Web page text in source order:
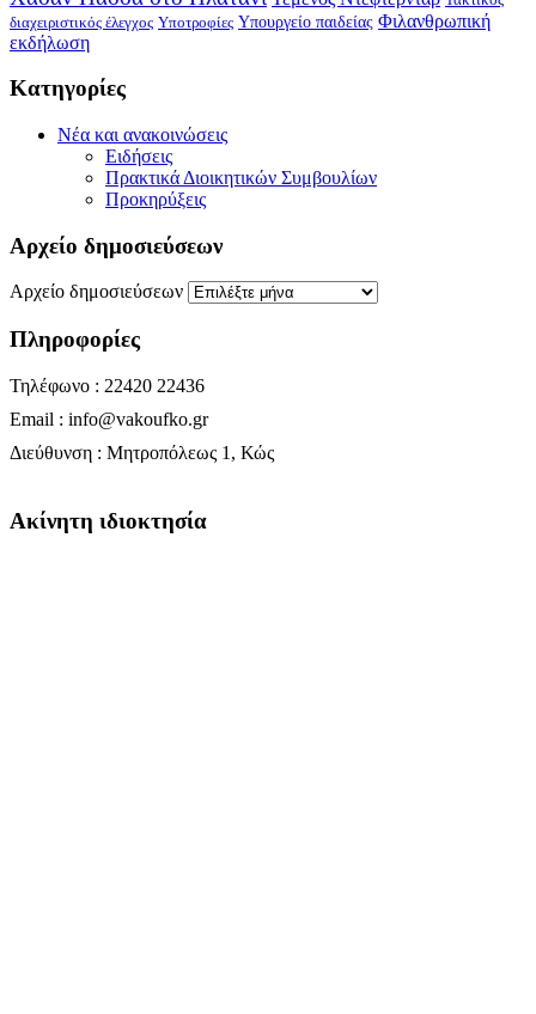
διαχειριστικός έλεγχος Υποτροφίες Υπουργείο παιδείας Φιλανθρωπική
εκδήλωση
Kατηγορίες
Νέα και ανακοινώσεις
Ειδήσεις
Πρακτικά Διοικητικών Συμβουλίων
Προκηρύξεις
Αρχείο δημοσιεύσεων
Αρχείο δημοσιεύσεων
Πληροφορίες
Τηλέφωνο : 22420 22436
Email : info@vakoufko.gr
Διεύθυνση : Μητροπόλεως 1, Κώς
Ακίνητη ιδιοκτησία